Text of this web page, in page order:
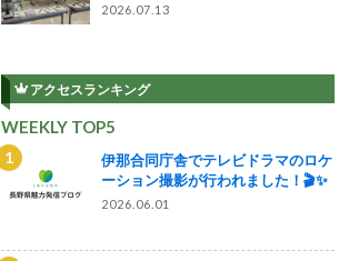
2026.07.13
アクセスランキング
WEEKLY TOP5
伊那合同庁舎でテレビドラマのロケ
ーション撮影が行われました！🎬✨
2026.06.01